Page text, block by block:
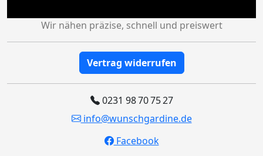
Wir nähen präzise, schnell und preiswert
Vertrag widerrufen
0231 98 70 75 27
info@wunschgardine.de
Facebook